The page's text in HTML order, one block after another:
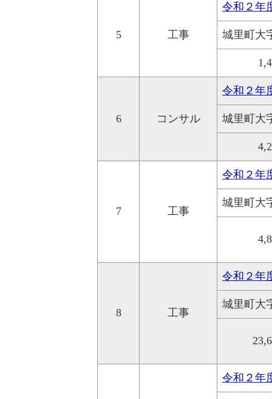
5 工事
令和２年
城里町
6 コンサル
令和２年
城里町大
7 工事
令和２年
城里町
8 工事
令和２年
城里町
令和２年